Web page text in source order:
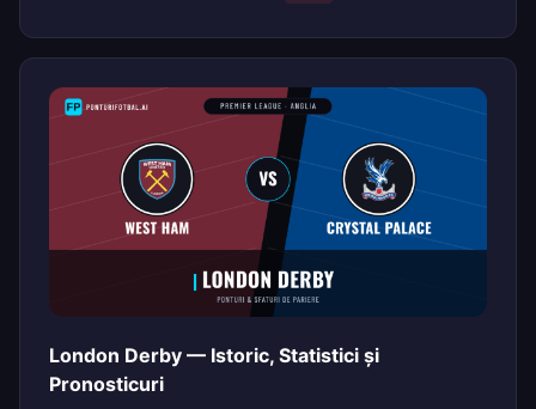
London Derby — Istoric, Statistici și
Pronosticuri